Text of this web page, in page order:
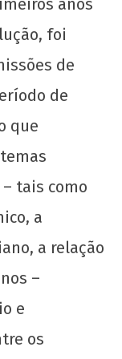
anos
foi
de
de
que
tais como
a
a relação
–
e
os